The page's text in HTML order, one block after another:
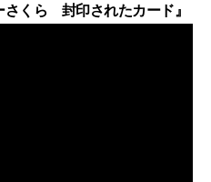
くら 封印されたカード』